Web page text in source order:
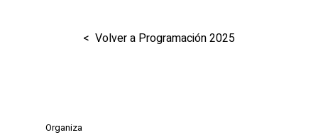
< Volver a Programación 2025
Organiza